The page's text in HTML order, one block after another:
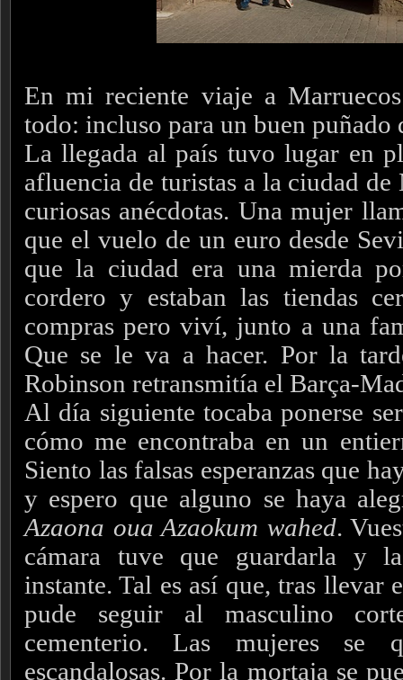
En mi reciente viaje a
todo: incluso para un buen puñado
La llegada al país tuvo lugar en
afluencia de turistas a la ciudad
curiosas anécdotas. Una mujer
que el vuelo de un euro desde
que la ciudad era una mierda
cordero y estaban las tiendas
compras pero viví, junto a una
Que se le va a hacer. Por la
Robinson retransmitía el Barça-
Al día siguiente tocaba ponerse
cómo me encontraba en un
Siento las falsas esperanzas que
y espero que alguno se haya
Azaona oua Azaokum wahed.
cámara tuve que guardarla y
instante. Tal es así que, tras llevar
pude seguir al masculino
cementerio. Las mujeres se
escandalosas. Por la mortaja se